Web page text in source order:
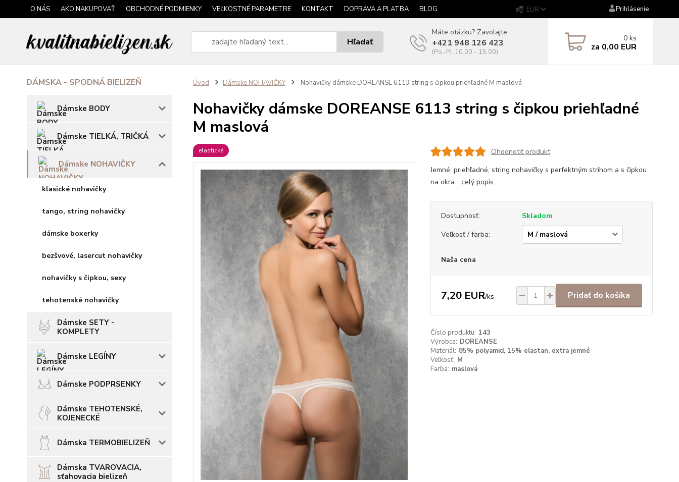
O NÁS AKO NAKUPOVAŤ OBCHODNÉ PODMIENKY VEĽKOSTNÉ PARAMETRE KONTAKT DOPRAVA A PLATBA BLOG EUR Prihlásenie
Hľadať
Máte otázku? Zavolajte.
+421 948 126 423
(Po.-Pi. 10.00 - 15.00)
0 ks
za 0,00 EUR
DÁMSKA - SPODNÁ BIELIZEŇ
Dámske BODY
Dámske TIELKÁ, TRIČKÁ
Dámske NOHAVIČKY
klasické nohavičky
tango, string nohavičky
dámske boxerky
bezšvové, lasercut nohavičky
nohavičky s čipkou, sexy
tehotenské nohavičky
Dámske SETY -
KOMPLETY
Dámske LEGÍNY
Dámske PODPRSENKY
Dámske TEHOTENSKÉ,
KOJENECKÉ
Dámska TERMOBIELIZEŇ
Dámska TVAROVACIA,
sťahovacia bielizeň
Úvod Dámske NOHAVIČKY Nohavičky dámske DOREANSE 6113 string s čipkou priehľadné M maslová
Nohavičky dámske DOREANSE 6113 string s čipkou priehľadné
M maslová
elastické
Ohodnotiť produkt
Jemné, priehľadné, string nohavičky s perfektným strihom a s čipkou
na okra... celý popis
Dostupnosť:
Skladom
Veľkosť / farba:
Naša cena
7,20 EUR/ks Pridať do košíka
Číslo produktu: 143
Výrobca: DOREANSE
Materiál: 85% polyamid, 15% elastan, extra jemné
Veľkosť: M
Farba: maslová